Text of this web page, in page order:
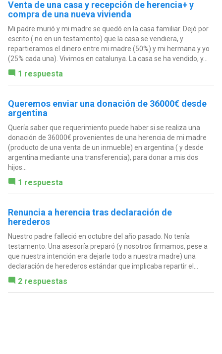
Venta de una casa y recepción de herencia+ y
compra de una nueva vivienda
Mi padre murió y mi madre se quedó en la casa familiar. Dejó por
escrito ( no en un testamento) que la casa se vendiera, y
repartieramos el dinero entre mi madre (50%) y mi hermana y yo
(25% cada una). Vivimos en catalunya. La casa se ha vendido, y...
1 respuesta
Queremos enviar una donación de 36000€ desde
argentina
Quería saber que requerimiento puede haber si se realiza una
donación de 36000€ provenientes de una herencia de mi madre
(producto de una venta de un inmueble) en argentina ( y desde
argentina mediante una transferencia), para donar a mis dos
hijos...
1 respuesta
Renuncia a herencia tras declaración de
herederos
Nuestro padre falleció en octubre del año pasado. No tenía
testamento. Una asesoría preparó (y nosotros firmamos, pese a
que nuestra intención era dejarle todo a nuestra madre) una
declaración de herederos estándar que implicaba repartir el...
2 respuestas